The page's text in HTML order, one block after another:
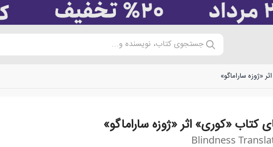
جستجوی کتاب، نویسنده و...
«ژوزه ساراماگو»
کتاب «کوری» اثر «ژوزه ساراماگو»
Blindness